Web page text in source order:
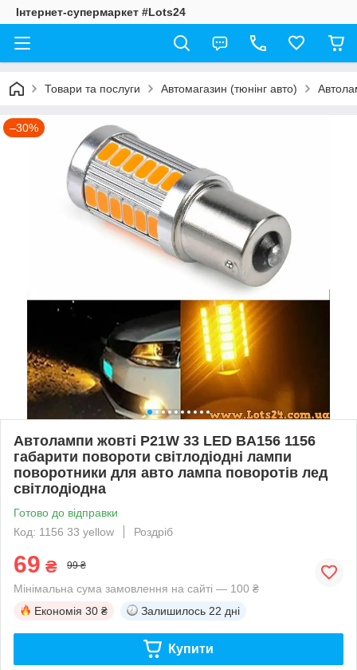
Інтернет-супермаркет #Lots24
Товари та послуги Автомагазин (тюнінг авто)
–30%
Автолампи жовті P21W 33 LED BA156 1156
габарити повороти світлодіодні лампи
поворотники для авто лампа поворотів лед
світлодіодна
Готово до відправки
Код: 1156 33 yellow
Роздріб
69 ₴ 99 ₴
Мінімальна сума замовлення на сайті — 100 ₴
Економія 30 ₴ Залишилось 22 дні
Купити